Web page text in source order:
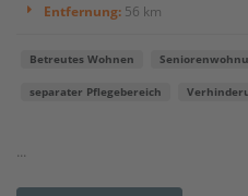
Entfernung: 56 km
Betreutes Wohnen
separater Pflegebereich
...